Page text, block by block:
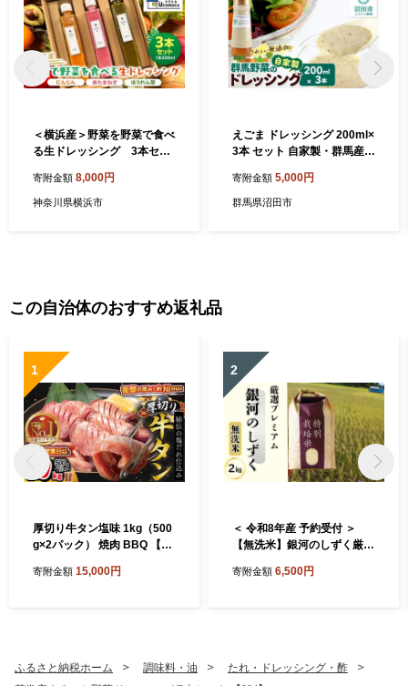
＜横浜産＞野菜を野菜で食べ
る生ドレッシング 3本セッ
寄附金額 8,000円
神奈川県横浜市
えごま ドレッシング 200ml×
3本 セット 自家製・群馬産野
寄附金額 5,000円
群馬県沼田市
この自治体のおすすめ返礼品
1
厚切り牛タン塩味 1kg（500
g×2パック） 焼肉 BBQ 【76
寄附金額 15,000円
2
＜ 令和8年産 予約受付 ＞
【無洗米】銀河のしずく厳選
肥料）2kg 【2083】
寄附金額 6,500円
ふるさと納税ホーム 調味料・油
たれ・ドレッシング・酢